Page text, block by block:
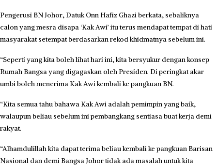
​Pengerusi BN Johor, Datuk Onn Hafiz Ghazi berkata, sebaliknya
calon yang mesra disapa ‘Kak Awi’ itu terus mendapat tempat di hati
masyarakat setempat berdasarkan rekod khidmatnya sebelum ini.
“Seperti yang kita boleh lihat hari ini, kita bersyukur dengan konsep
Rumah Bangsa yang digagaskan oleh Presiden. Di peringkat akar
umbi boleh menerima Kak Awi kembali ke pangkuan BN.
“Kita semua tahu bahawa Kak Awi adalah pemimpin yang baik,
walaupun beliau sebelum ini pembangkang sentiasa buat kerja demi
rakyat.
“Alhamdulillah kita dapat terima beliau kembali ke pangkuan Barisan
Nasional dan demi Bangsa Johor tidak ada masalah untuk kita